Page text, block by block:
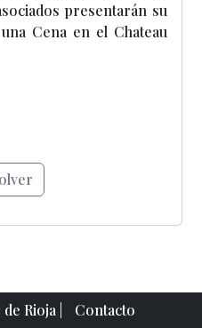
presentarán su
Cena en el Chateau
Rioja | Contacto